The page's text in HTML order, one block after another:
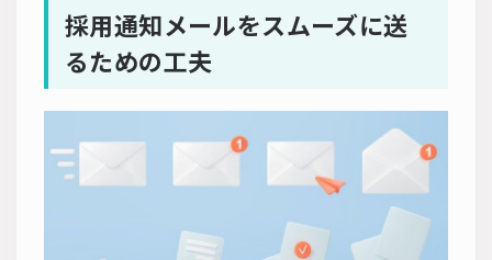
採用通知メールをスムーズに送
るための工夫